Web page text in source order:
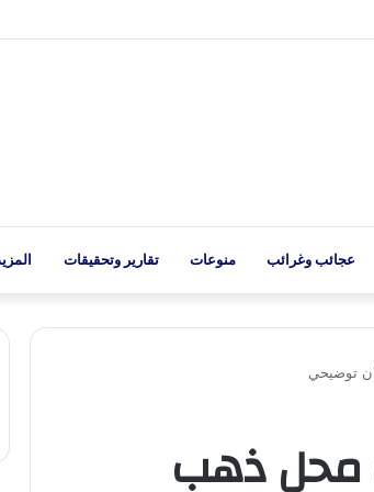
عجائب وغرائب منوعات تقارير وتحقيقات
توضيحي
محل ذهب